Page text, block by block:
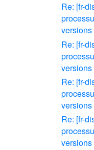
Re: [fr-
versions
Re: [fr-
versions
Re: [fr-
versions
Re: [fr-
versions